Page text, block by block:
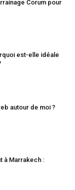
Corum pour
est-elle idéale
autour de moi ?
à Marrakech :